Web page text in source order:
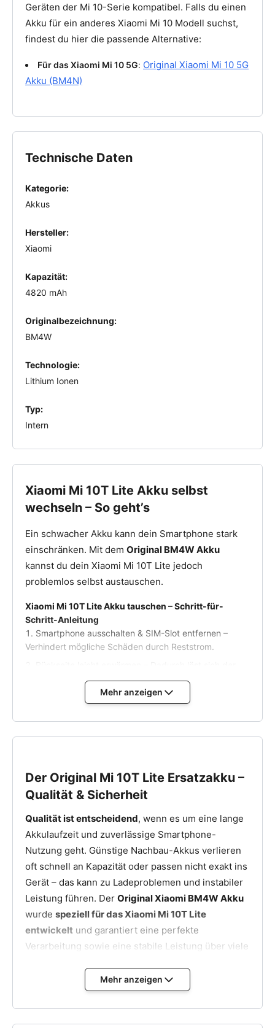
Geräten der Mi 10-Serie kompatibel. Falls du einen
Akku für ein anderes Xiaomi Mi 10 Modell suchst,
findest du hier die passende Alternative:
Für das Xiaomi Mi 10 5G: Original Xiaomi Mi 10 5G
Akku (BM4N)
Technische Daten
Kategorie:
Akkus
Hersteller:
Xiaomi
Kapazität:
4820 mAh
Originalbezeichnung:
BM4W
Technologie:
Lithium Ionen
Typ:
Intern
Xiaomi Mi 10T Lite Akku selbst
wechseln – So geht’s
Ein schwacher Akku kann dein Smartphone stark
einschränken. Mit dem Original BM4W Akku
kannst du dein Xiaomi Mi 10T Lite jedoch
problemlos selbst austauschen.
Xiaomi Mi 10T Lite Akku tauschen – Schritt-für-
Schritt-Anleitung
Smartphone ausschalten & SIM-Slot entfernen –
Verhindert mögliche Schäden durch Reststrom.
Kleber, und das Gehäuse kann einfacher geöffnet
Kunststoffwerkzeug, um die Kanten zu lösen.
Neuen BM4W Akku einsetzen – Richtig positionieren,
sicher verbinden und den vormontierten Klebefilm
nutzen.
Gehäuse schließen & andrücken – Backcover sicher
befestigen.
Xiaomi Mi 10T Lite einschalten & Akku testen – Prüfe,
ob der Akku erkannt wird und lädt.
Falls der Akku nicht sofort erkannt wird, kann ein
Soft-Resethelfen. Halte dazu denPower-Button
für 10 Sekundengedrückt. Mit dem neuen
Xiaomi BM4W Akkugenießt du wieder längere
Mehr anzeigen
Der Original Mi 10T Lite Ersatzakku –
Qualität & Sicherheit
Qualität ist entscheidend, wenn es um eine lange
Akkulaufzeit und zuverlässige Smartphone-
Nutzung geht. Günstige Nachbau-Akkus verlieren
oft schnell an Kapazität oder passen nicht exakt ins
Gerät – das kann zu Ladeproblemen und instabiler
Leistung führen. Der Original Xiaomi BM4W Akku
wurde speziell für das Xiaomi Mi 10T Lite
entwickelt und garantiert eine perfekte
Verarbeitung sowie eine stabile Leistung über viele
Sichere und einfache Montage Dank des
Mehr anzeigen